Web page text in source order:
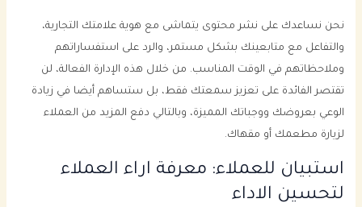
نحن نساعدك على نشر محتوى يتماشى مع هوية علامتك التجارية،
والتفاعل مع متابعينك بشكل مستمر، والرد على استفساراتهم
وملاحظاتهم في الوقت المناسب. من خلال هذه الإدارة الفعالة، لن
تقتصر الفائدة على تعزيز سمعتك فقط، بل ستساهم أيضا في زيادة
الوعي بعروضك ووجباتك المميزة، وبالتالي دفع المزيد من العملاء
لزيارة مطعمك أو مقهاك.
استبيان للعملاء: معرفة اراء العملاء
لتحسين الاداء